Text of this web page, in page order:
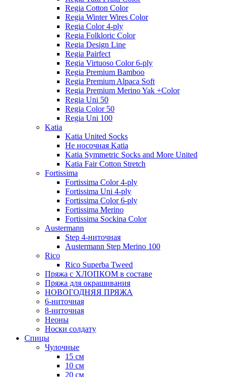
Regia Cotton Color
Regia Winter Wires Color
Regia Color 4-ply
Regia Folkloric Color
Regia Design Line
Regia Pairfect
Regia Virtuoso Color 6-ply
Regia Premium Bamboo
Regia Premium Alpaca Soft
Regia Premium Merino Yak +Color
Regia Uni 50
Regia Color 50
Regia Uni 100
Katia
Katia United Socks
Не носочная Katia
Katia Symmetric Socks and More United
Katia Fair Cotton Stretch
Fortissima
Fortissima Color 4-ply
Fortissima Uni 4-ply
Fortissima Color 6-ply
Fortissima Merino
Fortissima Sockina Color
Austermann
Step 4-ниточная
Austermann Step Merino 100
Rico
Rico Superba Tweed
Пряжа с ХЛОПКОМ в составе
Пряжа для окрашивания
НОВОГОДНЯЯ ПРЯЖА
6-ниточная
8-ниточная
Неоны
Носки солдату
Спицы
Чулочные
15 см
10 см
20 см